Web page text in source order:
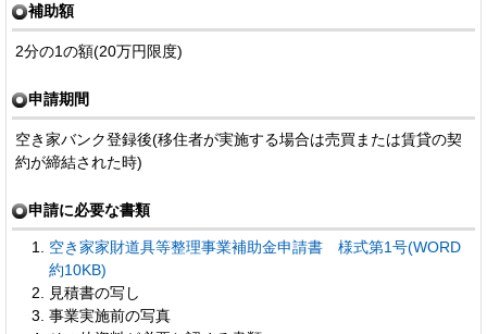
補助額
2分の1の額(20万円限度)
申請期間
空き家バンク登録後(移住者が実施する場合は売買または賃貸の契
約が締結された時)
申請に必要な書類
空き家家財道具等整理事業補助金申請書 様式第1号(WORD
約10KB)
見積書の写し
事業実施前の写真